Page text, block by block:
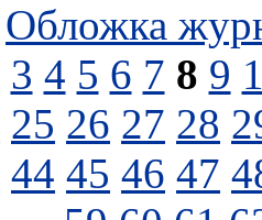
Обложка
3 4 5 6 7 8 9
25 26 27 28
44 45 46 47